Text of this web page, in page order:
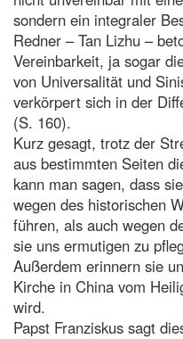
sondern ein integraler
Redner – Tan Lizhu –
Vereinbarkeit, ja sogar
von Universalität und
verkörpert sich in der
(S. 160).
Kurz gesagt, trotz der
aus bestimmten Seiten
kann man sagen, dass
wegen des historischen
führen, als auch wegen
sie uns ermutigen zu
Außerdem erinnern sie
Kirche in China vom
wird.
Papst Franziskus sagt